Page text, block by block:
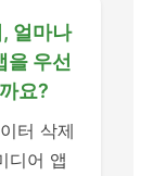
얼마나
을 우선
요?
터 삭제
디어 앱